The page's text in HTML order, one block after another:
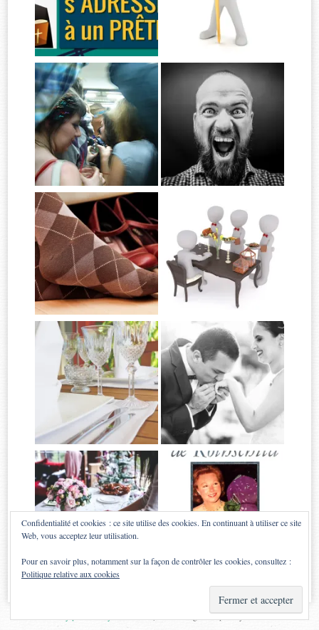
Theme: Sugar & Spice byWebTuts.
Confidentialité et cookies : ce site utilise des cookies. En continuant à utiliser ce site
Web, vous acceptez leur utilisation.
Pour en savoir plus, notamment sur la façon de contrôler les cookies, consultez :
Politique relative aux cookies